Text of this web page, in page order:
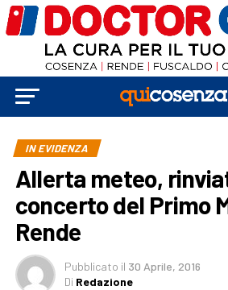
IN EVIDENZA
Allerta meteo,
concerto del Primo
Rende
Pubblicato il 30 Aprile, 2016
Di Redazione